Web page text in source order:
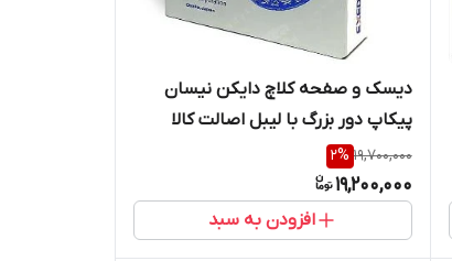
دیسک و صفحه کلاچ دایکن نیسان
پیکاپ دور بزرگ با لیبل اصالت کالا
(خرید مستقیم از واردکننده)
19,700,000
2%
19,200,000
افزودن به سبد